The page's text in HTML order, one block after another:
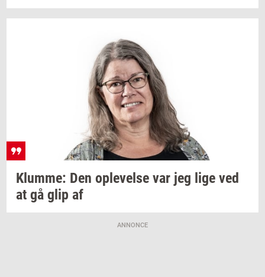
Klum­me: Den op­le­vel­se var jeg lige ved
at gå glip af
ANNONCE